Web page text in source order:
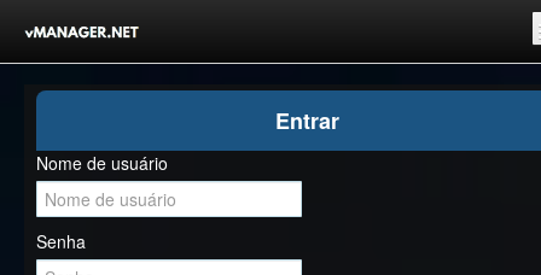
Competições
Comunidade
Notícias
Entrar
Nome de usuário
Senha